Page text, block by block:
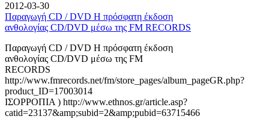
2012-03-30
Παραγωγή CD / DVD Η πρόσφατη έκδοση
ανθολογίας CD/DVD μέσω της FM RECORDS
Παραγωγή CD / DVD Η πρόσφατη έκδοση
ανθολογίας CD/DVD μέσω της FM
RECORDS
http://www.fmrecords.net/fm/store_pages/album_pageGR.php?
product_ID=17003014
ΙΣΟΡΡΟΠΙΑ ) http://www.ethnos.gr/article.asp?
catid=23137&amp;subid=2&amp;pubid=63715466